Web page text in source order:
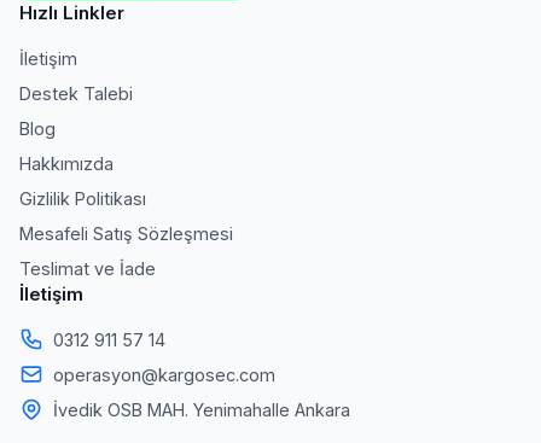
Hızlı Linkler
İletişim
Destek Talebi
Blog
Hakkımızda
Gizlilik Politikası
Mesafeli Satış Sözleşmesi
Teslimat ve İade
İletişim
0312 911 57 14
operasyon@kargosec.com
İvedik OSB MAH. Yenimahalle Ankara